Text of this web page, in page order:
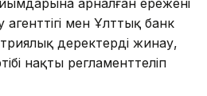
мен Ұлттық банк
деректерді жинау,
нақты регламенттеліп